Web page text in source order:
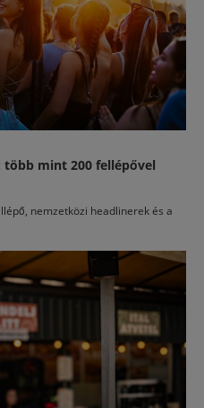
több mint 200 fellépővel
nemzetközi headlinerek és a